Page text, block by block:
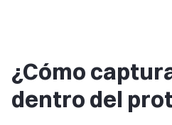
¿Cómo
dentro del